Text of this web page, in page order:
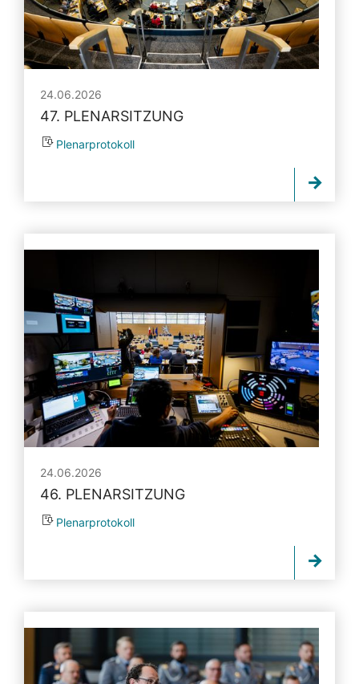
24.06.2026
47. PLENARSITZUNG
Plenarprotokoll
24.06.2026
46. PLENARSITZUNG
Plenarprotokoll